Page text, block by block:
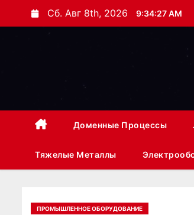
е
д
Сб. Авг 8th, 2026 9:34:28 AM
Доменные Процессы
Тяжелые Металлы
ПРОМЫШЛЕННОЕ ОБОРУДОВАНИЕ